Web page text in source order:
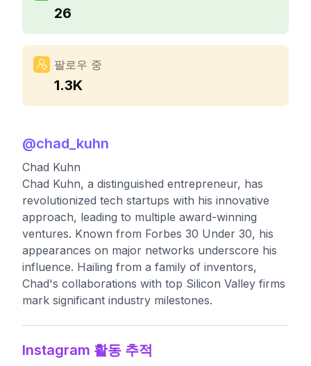
26
팔로우 중
1.3K
@chad_kuhn
Chad Kuhn
Chad Kuhn, a distinguished entrepreneur, has
revolutionized tech startups with his innovative
approach, leading to multiple award-winning
ventures. Known from Forbes 30 Under 30, his
appearances on major networks underscore his
influence. Hailing from a family of inventors,
Chad's collaborations with top Silicon Valley firms
mark significant industry milestones.
Instagram 활동 추적